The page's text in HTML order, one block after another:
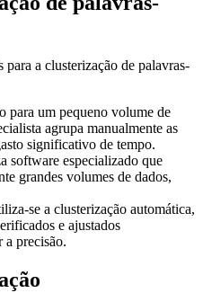
a clusterização de palavras-
para um pequeno volume de
agrupa manualmente as
significativo de tempo.
software especializado que
grandes volumes de dados,
se a clusterização automática,
e ajustados
a precisão.